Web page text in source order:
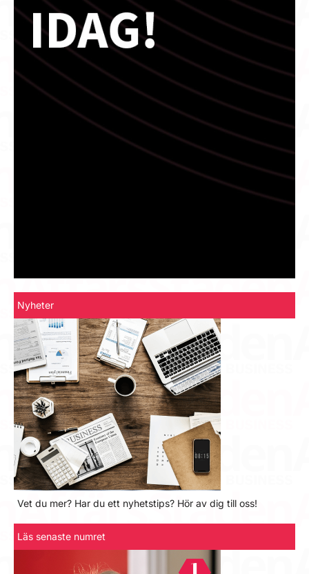
Nyheter
Vet du mer? Har du ett nyhetstips? Hör av dig till oss!
Läs senaste numret